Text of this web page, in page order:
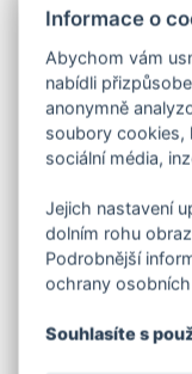
V objednávací
požadovanou
Našebrány
panty a
Konstrukce
Provedení
poplastovaným
stavitelných
jednom křídle je
na zajištění křídla.
Brány šíře 2000,
sloupy ø 60/3
mm vyrábíme se
Informace o
Abychom vám
nabídli
anonymně
soubory cookies,
sociální média,
Jejich nastavení
dolním rohu
Podrobnější
ochrany
Souhlasíte s